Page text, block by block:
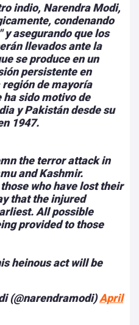
indio, Narendra Modi,
condenando
y asegurando que los
llevados ante la
se produce en un
persistente en
de mayoría
sido motivo de
y Pakistán desde su
1947.
the terror attack in
and Kashmir.
who have lost their
that the injured
All possible
provided to those
heinous act will be
(@narendramodi)April